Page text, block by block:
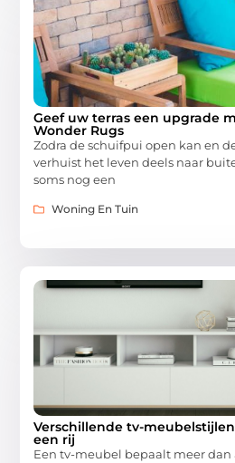
Geef uw terras een upgrade
Wonder Rugs
Zodra de schuifpui open kan en
verhuist het leven deels naar
soms nog een
Woning En Tuin
Verschillende tv-
een rij
Een tv-meubel bepaalt meer dan